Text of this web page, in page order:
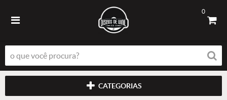
0
CATEGORIAS